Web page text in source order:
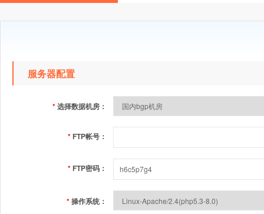
服务器配置
*选择数据机房：
* FTP帐号：
* FTP密码：
*操作系统：